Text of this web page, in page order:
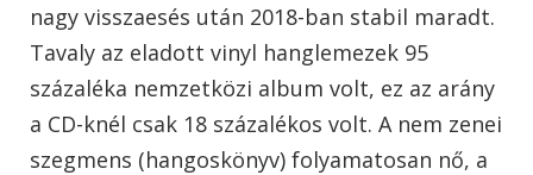
nagy visszaesés után 2018-ban stabil maradt.
Tavaly az eladott vinyl hanglemezek 95
százaléka nemzetközi album volt, ez az arány
a CD-knél csak 18 százalékos volt. A nem zenei
szegmens (hangoskönyv) folyamatosan nő, a